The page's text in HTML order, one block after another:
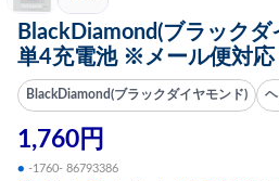
BlackDiamond(ブラックダ
単4充電池 ※メール便対
BlackDiamond(ブラックダイヤモンド)
1,760円
● -1760- 86793386